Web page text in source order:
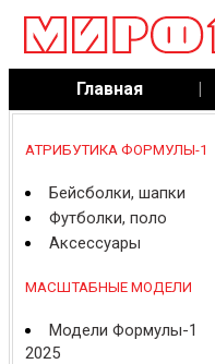
Главная |
АТРИБУТИКА ФОРМУЛЫ-1
Бейсболки, шапки
Футболки, поло
Аксессуары
МАСШТАБНЫЕ МОДЕЛИ
Модели Формулы-1
2025